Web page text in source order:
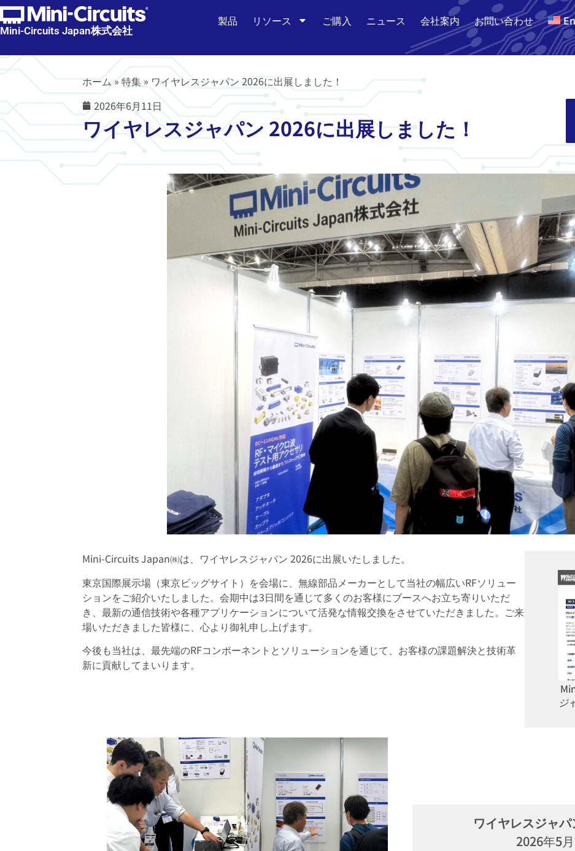
Mini-Circuits Japan株式会社
製品 リソース ご購入 ニュース 会社案内 お問い合わせ
ホーム»特集 » ワイヤレスジャパン 2026に出展しました！
2026年6月11日
ワイヤレスジャパン 2026に出展しました！
Mini-Circuits Japan㈱は、ワイヤレスジャパン 2026に出展いたしました。
東京国際展示場（東京ビッグサイト）を会場に、無線部品メーカーとして当社の幅広いRFソリュー
ションをご紹介いたしました。会期中は3日間を通じて多くのお客様にブースへお立ち寄りいただ
き、最新の通信技術や各種アプリケーションについて活発な情報交換をさせていただきました。ご来
場いただきました皆様に、心より御礼申し上げます。
今後も当社は、最先端のRFコンポーネントとソリューションを通じて、お客様の課題解決と技術革
新に貢献してまいります。
ジ
ワイヤレスジャ
2026年5